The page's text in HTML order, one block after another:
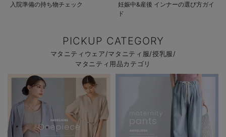
入院準備の持ち物チェック
妊娠中&産後 インナーの選び方ガイ
ド
PICKUP CATEGORY
マタニティウェア/マタニティ服/授乳服/
マタニティ用品カテゴリ